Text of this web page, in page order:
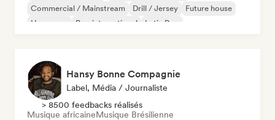
Commercial / Mainstream
Drill / Jersey
Future house
Hyperpop
Pop international Latin Pop
Hansy Bonne Compagnie
Label, Média / Journaliste
> 8500 feedbacks réalisés
Musique africaineMusique Brésilienne